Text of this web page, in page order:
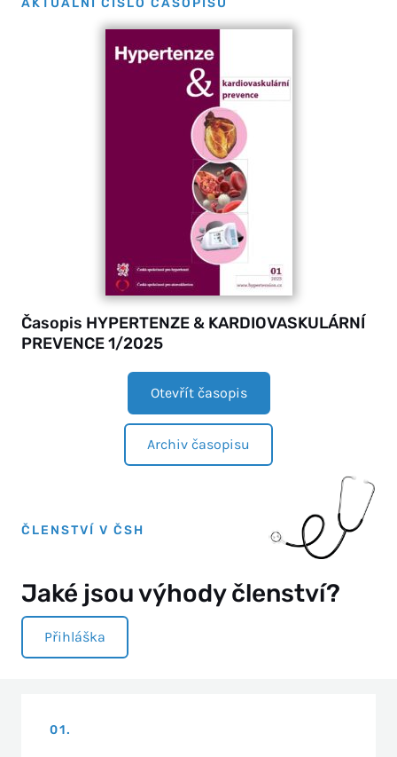
AKTUÁLNÍ ČÍSLO ČASOPISU
Časopis HYPERTENZE & KARDIOVASKULÁRNÍ
PREVENCE 1/2025
Otevřít časopis
Archiv časopisu
ČLENSTVÍ V ČSH
Jaké jsou výhody členství?
Přihláška
01.